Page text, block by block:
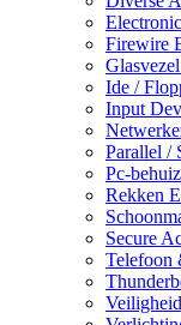
Firewire
Ide /
Input
Parallel /
Pc-
Rekken
Secure
Telefoon